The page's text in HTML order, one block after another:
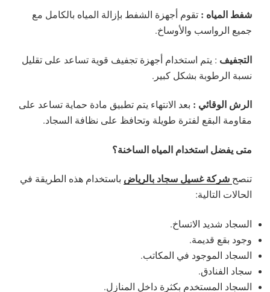
شفط المياه : تقوم أجهزة الشفط بإزالة المياه بالكامل مع
جميع الرواسب والأوساخ.
التجفيف : يتم استخدام أجهزة تجفيف قوية تساعد على تقليل
نسبة الرطوبة بشكل كبير.
الرش الوقائي : بعد الانتهاء يتم تطبيق مادة حماية تساعد على
مقاومة البقع لفترة طويلة وتحافظ على نظافة السجاد.
متى يفضل استخدام المياه الساخنة؟
تنصح شركة غسيل سجاد بالرياض باستخدام هذه الطريقة في
الحالات التالية:
السجاد شديد الاتساخ.
وجود بقع قديمة.
السجاد الموجود في المكاتب.
سجاد الفنادق.
السجاد المستخدم بكثرة داخل المنازل.